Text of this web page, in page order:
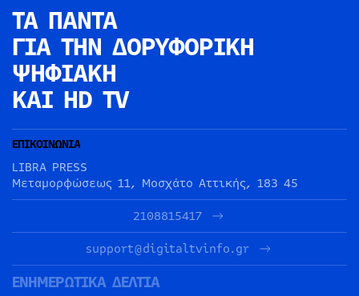
ΤΑ ΠΑΝΤΑ
ΓΙΑ ΤΗΝ ΔΟΡΥΦΟΡΙΚΗ
ΨΗΦΙΑΚΗ
ΚΑΙ HD TV
ΕΠΙΚΟΙΝΩΝΙΑ
LIBRA PRESS
Μεταμορφώσεως 11, Μοσχάτο Αττικής, 183 45
2108815417
support@digitaltvinfo.gr
ΕΝΗΜΕΡΩΤΙΚΑ ΔΕΛΤΙΑ